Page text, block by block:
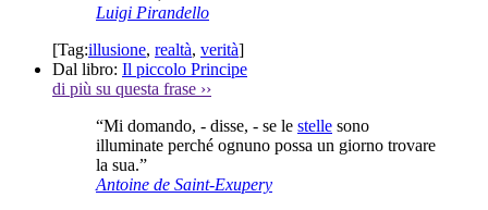
Luigi Pirandello
[Tag:illusione, realtà, verità]
Dal libro: Il piccolo Principe
di più su questa frase ››
“Mi domando, - disse, - se le stelle sono
illuminate perché ognuno possa un giorno trovare
la sua.”
Antoine de Saint-Exupery